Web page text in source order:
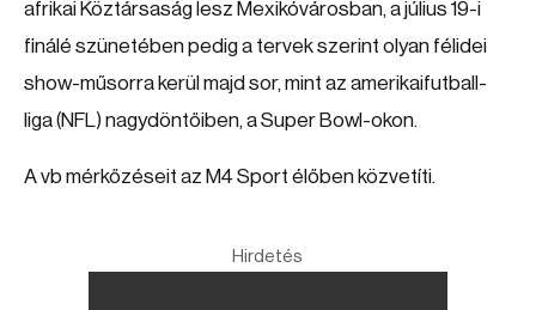
afrikai Köztársaság lesz Mexikóvárosban, a július 19-i
finálé szünetében pedig a tervek szerint olyan félidei
show-műsorra kerül majd sor, mint az amerikaifutball-
liga (NFL) nagydöntőiben, a Super Bowl-okon.
A vb mérkőzéseit az M4 Sport élőben közvetíti.
Hirdetés